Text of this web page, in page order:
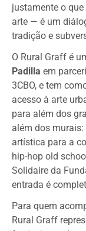
justamente o
arte — é um
tradição e
O Rural Graff é
Padilla em
3CBO, e tem
acesso à arte
para além dos
além dos
artística para a
hip-hop old
Solidaire da
entrada é
Para quem
Rural Graff